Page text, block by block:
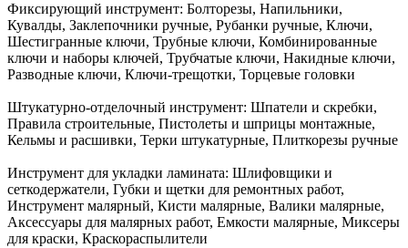
Фиксирующий инструмент: Болторезы, Напильники,
Кувалды, Заклепочники ручные, Рубанки ручные, Ключи,
Шестигранные ключи, Трубные ключи, Комбинированные
ключи и наборы ключей, Трубчатые ключи, Накидные ключи,
Разводные ключи, Ключи-трещотки, Торцевые головки
Штукатурно-отделочный инструмент: Шпатели и скребки,
Правила строительные, Пистолеты и шприцы монтажные,
Кельмы и расшивки, Терки штукатурные, Плиткорезы ручные
Инструмент для укладки ламината: Шлифовщики и
сеткодержатели, Губки и щетки для ремонтных работ,
Инструмент малярный, Кисти малярные, Валики малярные,
Аксессуары для малярных работ, Емкости малярные, Миксеры
для краски, Краскораспылители